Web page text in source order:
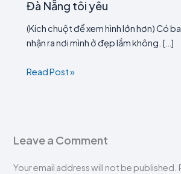
Đà Nẵng tôi yêu
(Kích chuột để xem hình lớn hơn) Có
nhận ra nơi mình ở đẹp lắm không. […]
Read Post »
Leave a Comment
Your email address will not be published.